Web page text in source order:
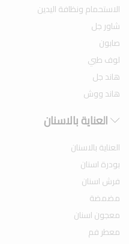
الاستحمام ونظافة اليدين
شاور جل
صابون
لوف طبي
هاند جل
هاند ووش
العناية بالاسنان
العناية بالاسنان
بودرة اسنان
فرش اسنان
مضمضة
معجون اسنان
معطر فم